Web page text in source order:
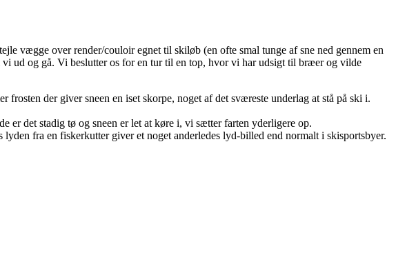
vægge over render/couloir egnet til skiløb (en ofte smal tunge af sne ned gennem en
ud og gå. Vi beslutter os for en tur til en top, hvor vi har udsigt til bræer og vilde
der giver sneen en iset skorpe, noget af det sværeste underlag at stå på ski i.
det stadig tø og sneen er let at køre i, vi sætter farten yderligere op.
fra en fiskerkutter giver et noget anderledes lyd-billed end normalt i skisportsbyer.